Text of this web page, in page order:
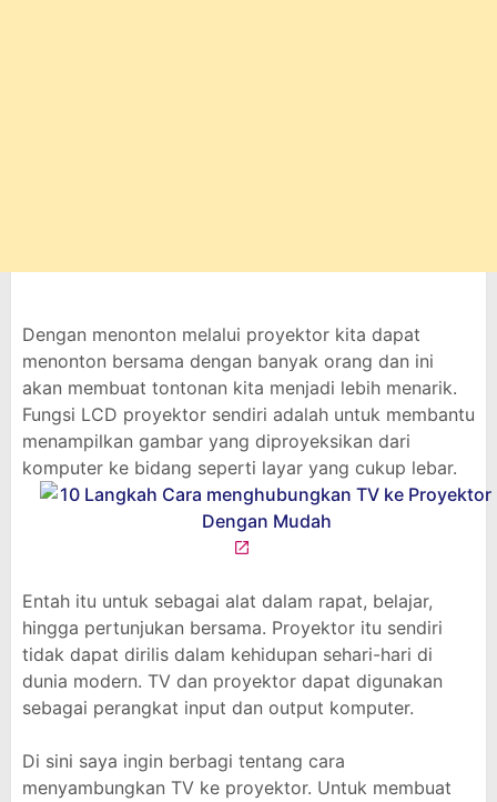
Dengan menonton melalui proyektor kita dapat
menonton bersama dengan banyak orang dan ini
akan membuat tontonan kita menjadi lebih menarik.
Fungsi LCD proyektor sendiri adalah untuk membantu
menampilkan gambar yang diproyeksikan dari
komputer ke bidang seperti layar yang cukup lebar.
Entah itu untuk sebagai alat dalam rapat, belajar,
hingga pertunjukan bersama. Proyektor itu sendiri
tidak dapat dirilis dalam kehidupan sehari-hari di
dunia modern. TV dan proyektor dapat digunakan
sebagai perangkat input dan output komputer.
Di sini saya ingin berbagi tentang cara
menyambungkan TV ke proyektor. Untuk membuat